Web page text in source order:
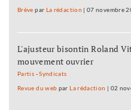
Brève par La rédaction |07 novembre
L'ajusteur bisontin Roland
mouvement ouvrier
Partis -Syndicats
Revue du web par La rédaction 02